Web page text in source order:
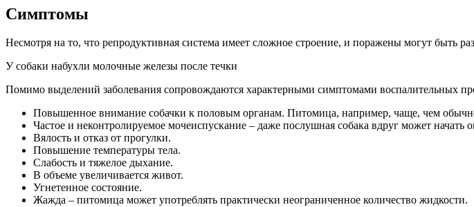
Симптомы
Несмотря на то, что репродуктивная система имеет сложное строение, и поражены могут быть
У собаки набухли молочные железы после течки
Помимо выделений заболевания сопровождаются характерными симптомами воспалительных
Повышенное внимание собачки к половым органам. Питомица, например, чаще, чем
Частое и неконтролируемое мочеиспускание – даже послушная собака вдруг может начать
Вялость и отказ от прогулки.
Повышение температуры тела.
Слабость и тяжелое дыхание.
В объеме увеличивается живот.
Угнетенное состояние.
Жажда – питомица может употреблять практически неограниченное количество жидкости.